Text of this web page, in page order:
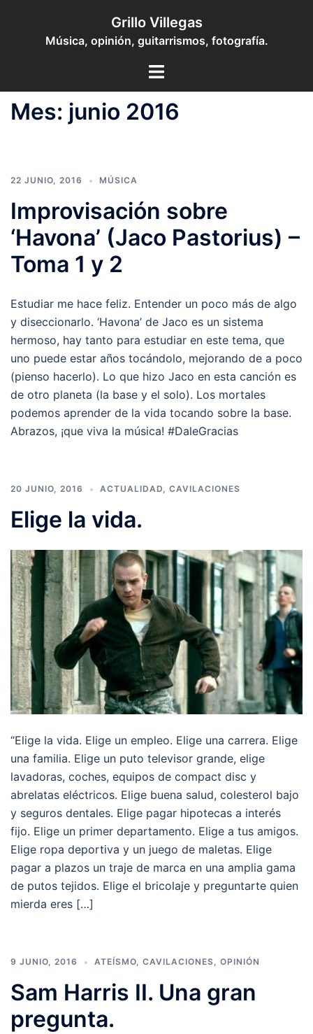
contenido
Grillo Villegas
Música, opinión, guitarrismos, fotografía.
Toggle
Mes: junio 2016
22 JUNIO, 2016 MÚSICA
Improvisación sobre
‘Havona’ (Jaco Pastorius) –
Toma 1 y 2
Estudiar me hace feliz. Entender un poco más de algo
y diseccionarlo. ‘Havona’ de Jaco es un sistema
hermoso, hay tanto para estudiar en este tema, que
uno puede estar años tocándolo, mejorando de a poco
(pienso hacerlo). Lo que hizo Jaco en esta canción es
de otro planeta (la base y el solo). Los mortales
podemos aprender de la vida tocando sobre la base.
Abrazos, ¡que viva la música! ‪#‎DaleGracias‬
20 JUNIO, 2016 ACTUALIDAD, CAVILACIONES
Elige la vida.
“Elige la vida. Elige un empleo. Elige una carrera. Elige
una familia. Elige un puto televisor grande, elige
lavadoras, coches, equipos de compact disc y
abrelatas eléctricos. Elige buena salud, colesterol bajo
y seguros dentales. Elige pagar hipotecas a interés
fijo. Elige un primer departamento. Elige a tus amigos.
Elige ropa deportiva y un juego de maletas. Elige
pagar a plazos un traje de marca en una amplia gama
de putos tejidos. Elige el bricolaje y preguntarte quien
mierda eres […]
9 JUNIO, 2016 ATEÍSMO, CAVILACIONES, OPINIÓN
Sam Harris II. Una gran
pregunta.